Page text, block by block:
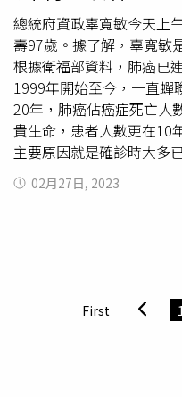
部腫瘤又出現新的進展，
即將標靶藥物由二代改為
中發現，原本惡化的區域
副作用相較化療來的低，
狀況 個別制定治療計畫
癌，應積極與醫師討論合
活品質為目標，晚期肺癌
再求效果，治療的方向更
可能的切除腫瘤，但不造
總統府資政辜寬敏今天上
壽97歲。據了解，辜寬敏
根據衛福部資料，肺癌已
1999年開始至今，一直蟬
20年，肺癌佔癌症死亡人
貴生命，患者人數更在10
主要原因就是確診時大多
存活率自然就會降低，因
不會出現症狀，有些則是
部性治療。全身性治療包
較新的標靶治療與免疫治
02月27日, 2023
First